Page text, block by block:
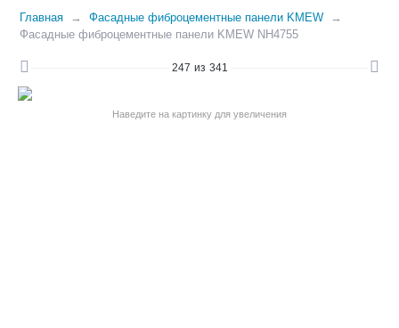
Главная
Фасадные фиброцементные панели KMEW
Фасадные фиброцементные панели KMEW NH4755
247 из 341
Наведите на картинку для увеличения